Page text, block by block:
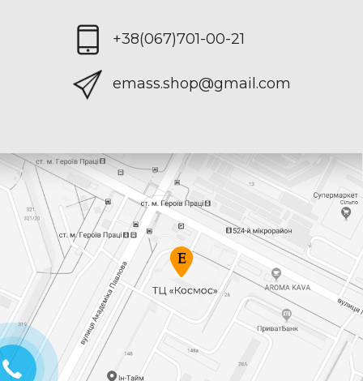
+38(067)701-00-21
emass.shop@gmail.com